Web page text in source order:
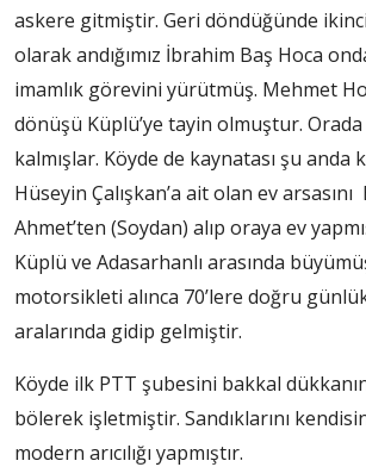
askere gitmiştir. Geri döndüğünde
olarak andığımız İbrahim Baş Hoca
imamlık görevini yürütmüş. Mehmet
dönüşü Küplü’ye tayin olmuştur. Orada
kalmışlar. Köyde de kaynatası şu anda
Hüseyin Çalışkan’a ait olan ev arsasını
Ahmet’ten (Soydan) alıp oraya ev
Küplü ve Adasarhanlı arasında
motorsikleti alınca 70’lere doğru
aralarında gidip gelmiştir.
Köyde ilk PTT şubesini bakkal
bölerek işletmiştir. Sandıklarını
modern arıcılığı yapmıştır.